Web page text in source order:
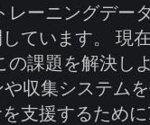
ーニングデー
ています。 現
課題を解決し
収集システム
支援するため